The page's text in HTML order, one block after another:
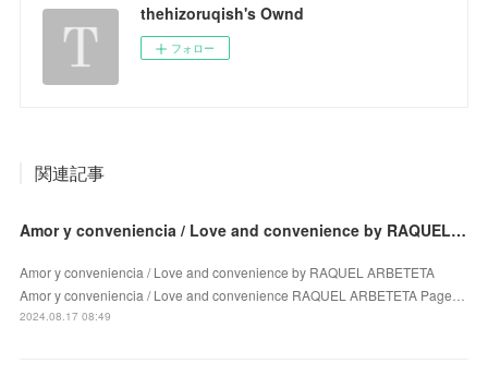
thehizoruqish's Ownd
フォロー
関連記事
Amor y conveniencia / Love and convenience by RAQUEL ARBETETA on Iphone New Format
Amor y conveniencia / Love and convenience by RAQUEL ARBETETA
Amor y conveniencia / Love and convenience RAQUEL ARBETETA Page…
2024.08.17 08:49